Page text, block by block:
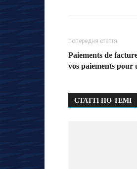
попередня стаття
Paiements de
vos paiements pour
СТАТТІ ПО ТЕМІ